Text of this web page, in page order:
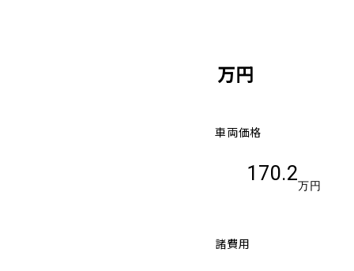
万円
車両価格
170.2
万円
諸費用